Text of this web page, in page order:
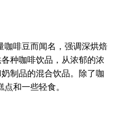
咖啡豆而闻名，强调深烘焙
种咖啡饮品，从浓郁的浓
制品的混合饮品。除了咖
和一些轻食。